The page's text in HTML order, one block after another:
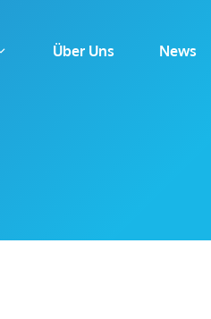
Über Uns News